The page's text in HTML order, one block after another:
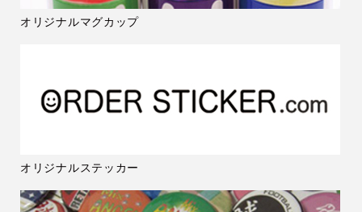
オリジナルマグカップ
オリジナルステッカー